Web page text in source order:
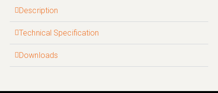
Description
Technical Specification
Downloads